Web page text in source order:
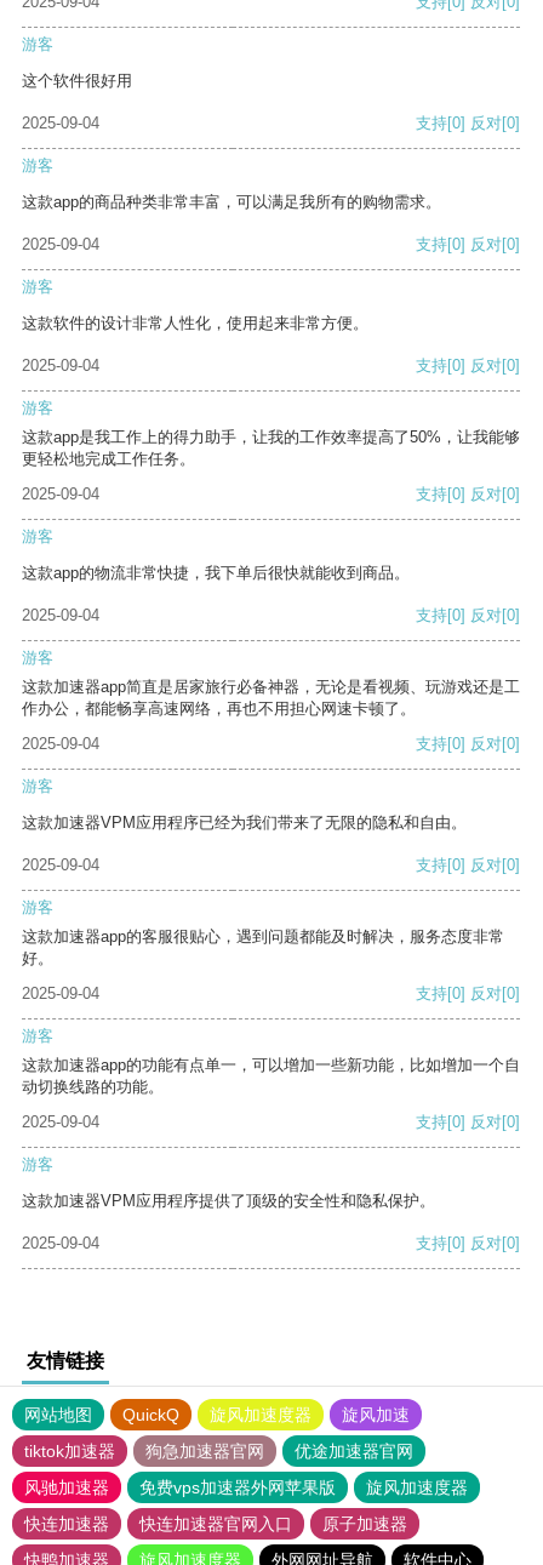
游客
这个软件很好用
2025-09-04 支持[0] 反对[0]
游客
这款app的商品种类非常丰富，可以满足我所有的购物需求。
2025-09-04 支持[0] 反对[0]
游客
这款软件的设计非常人性化，使用起来非常方便。
2025-09-04 支持[0] 反对[0]
游客
这款app是我工作上的得力助手，让我的工作效率提高了50%，让我能够
更轻松地完成工作任务。
2025-09-04
支持[0] 反对[0]
游客
这款app的物流非常快捷，我下单后很快就能收到商品。
2025-09-04 支持[0] 反对[0]
游客
这款加速器app简直是居家旅行必备神器，无论是看视频、玩游戏还是工
作办公，都能畅享高速网络，再也不用担心网速卡顿了。
2025-09-04
支持[0] 反对[0]
游客
这款加速器VPM应用程序已经为我们带来了无限的隐私和自由。
2025-09-04 支持[0] 反对[0]
游客
这款加速器app的客服很贴心，遇到问题都能及时解决，服务态度非常
好。
2025-09-04
支持[0] 反对[0]
游客
这款加速器app的功能有点单一，可以增加一些新功能，比如增加一个自
动切换线路的功能。
2025-09-04
支持[0] 反对[0]
游客
这款加速器VPM应用程序提供了顶级的安全性和隐私保护。
2025-09-04 支持[0] 反对[0]
友情链接
网站地图 QuickQ 旋风加速度器
旋风加速
tiktok加速器
狗急加速器官网
优途加速器官网
风驰加速器
免费vps加速器外网苹果版
旋风加速度器
快连加速器
快连加速器官网入口
原子加速器
快鸭加速器
旋风加速度器 外网网址导航 软件中心